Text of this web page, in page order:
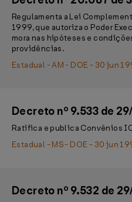
Regulamenta a Lei
1999, que autoriza o Poder
mora nas hipóteses e
providências.
Estadual - AM - DOE - 30 jun
Decreto nº 9.533 de
Ratifica e publica Convênios
Estadual - MS - DOE - 30 jun
Decreto nº 9.532 de